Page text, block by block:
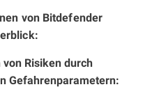
von Bitdefender
Risiken durch
Gefahrenparametern: